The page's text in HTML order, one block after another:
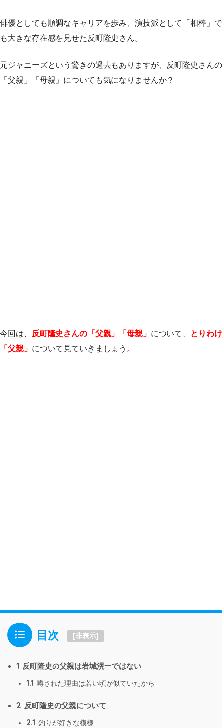
俳優としても順調なキャリアを歩み、演技派として「相棒」で
も大きな存在感を見せた反町隆史さん。
元ジャニーズという驚きの過去もありますが、反町隆史さんの
「父親」「母親」についても気になりませんか？
今回は、 反町隆史さんの「父親」「母親」 について、
とりわけ
「父親」 について見ていきましょう。
目次 [非表示]
1 反町隆史の父親は岩城滉一ではない
1.1 噂された理由は若い頃が似ていたから
2 反町隆史の父親について
2.1 釣りが好きな模様